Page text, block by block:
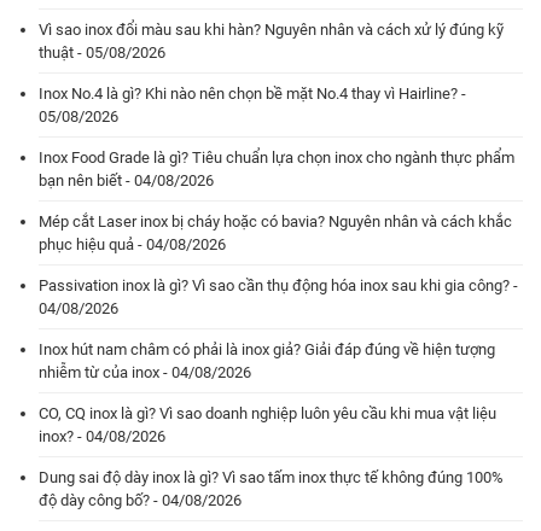
Vì sao inox đổi màu sau khi hàn? Nguyên nhân và cách xử lý đúng kỹ
thuật - 05/08/2026
Inox No.4 là gì? Khi nào nên chọn bề mặt No.4 thay vì Hairline? -
05/08/2026
Inox Food Grade là gì? Tiêu chuẩn lựa chọn inox cho ngành thực phẩm
bạn nên biết - 04/08/2026
Mép cắt Laser inox bị cháy hoặc có bavia? Nguyên nhân và cách khắc
phục hiệu quả - 04/08/2026
Passivation inox là gì? Vì sao cần thụ động hóa inox sau khi gia công? -
04/08/2026
Inox hút nam châm có phải là inox giả? Giải đáp đúng về hiện tượng
nhiễm từ của inox - 04/08/2026
CO, CQ inox là gì? Vì sao doanh nghiệp luôn yêu cầu khi mua vật liệu
inox? - 04/08/2026
Dung sai độ dày inox là gì? Vì sao tấm inox thực tế không đúng 100%
độ dày công bố? - 04/08/2026